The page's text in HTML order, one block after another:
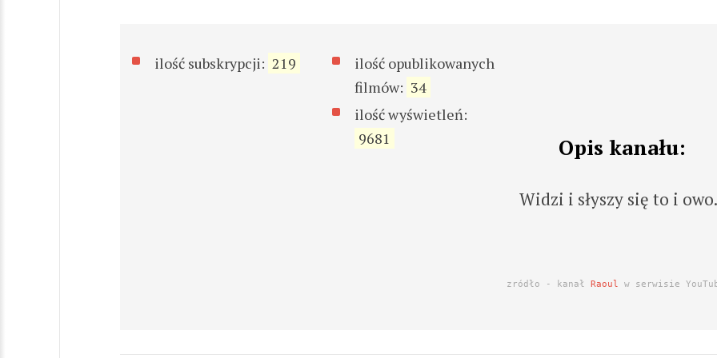
ilość subskrypcji: 219
ilość opublikowanych
filmów: 34
ilość wyświetleń:
9681
Opis kanału:
Widzi i słyszy się to i
zródło - kanałRaoul w serwisie